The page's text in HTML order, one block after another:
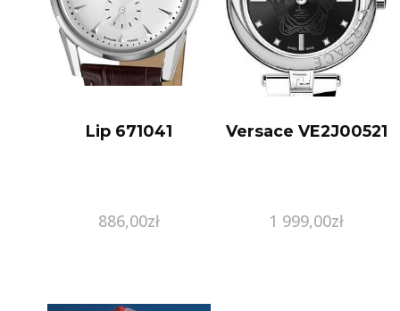
Lip 671041
886,00zł
Versace VE2J00521
1 999,00zł